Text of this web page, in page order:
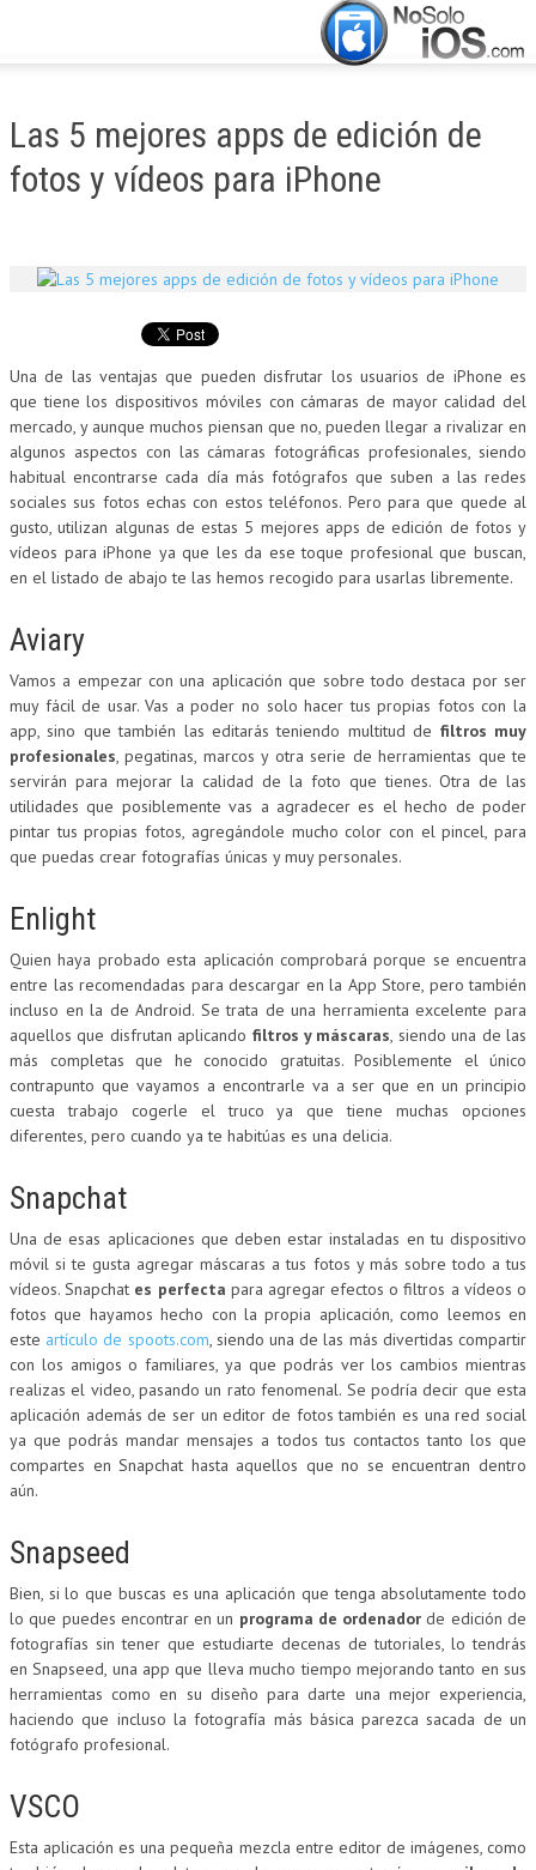
ACTUALIDAD
JUEGOS
Las 5 mejores apps de edición de
fotos y vídeos para iPhone
Una de las ventajas que pueden disfrutar los usuarios de iPhone es
que tiene los dispositivos móviles con cámaras de mayor calidad del
mercado, y aunque muchos piensan que no, pueden llegar a rivalizar en
algunos aspectos con las cámaras fotográficas profesionales, siendo
habitual encontrarse cada día más fotógrafos que suben a las redes
sociales sus fotos echas con estos teléfonos. Pero para que quede al
gusto, utilizan algunas de estas 5 mejores apps de edición de fotos y
vídeos para iPhone ya que les da ese toque profesional que buscan,
en el listado de abajo te las hemos recogido para usarlas libremente.
Aviary
Vamos a empezar con una aplicación que sobre todo destaca por ser
muy fácil de usar. Vas a poder no solo hacer tus propias fotos con la
app, sino que también las editarás teniendo multitud de filtros muy
profesionales, pegatinas, marcos y otra serie de herramientas que te
servirán para mejorar la calidad de la foto que tienes. Otra de las
utilidades que posiblemente vas a agradecer es el hecho de poder
pintar tus propias fotos, agregándole mucho color con el pincel, para
que puedas crear fotografías únicas y muy personales.
Enlight
Quien haya probado esta aplicación comprobará porque se encuentra
entre las recomendadas para descargar en la App Store, pero también
incluso en la de Android. Se trata de una herramienta excelente para
aquellos que disfrutan aplicando filtros y máscaras, siendo una de las
más completas que he conocido gratuitas. Posiblemente el único
contrapunto que vayamos a encontrarle va a ser que en un principio
cuesta trabajo cogerle el truco ya que tiene muchas opciones
diferentes, pero cuando ya te habitúas es una delicia.
Snapchat
Una de esas aplicaciones que deben estar instaladas en tu dispositivo
móvil si te gusta agregar máscaras a tus fotos y más sobre todo a tus
vídeos. Snapchat es perfecta para agregar efectos o filtros a vídeos o
fotos que hayamos hecho con la propia aplicación, como leemos en
este artículo de spoots.com, siendo una de las más divertidas compartir
con los amigos o familiares, ya que podrás ver los cambios mientras
realizas el video, pasando un rato fenomenal. Se podría decir que esta
aplicación además de ser un editor de fotos también es una red social
ya que podrás mandar mensajes a todos tus contactos tanto los que
compartes en Snapchat hasta aquellos que no se encuentran dentro
aún.
Snapseed
Bien, si lo que buscas es una aplicación que tenga absolutamente todo
lo que puedes encontrar en un programa de ordenador de edición de
fotografías sin tener que estudiarte decenas de tutoriales, lo tendrás
en Snapseed, una app que lleva mucho tiempo mejorando tanto en sus
herramientas como en su diseño para darte una mejor experiencia,
haciendo que incluso la fotografía más básica parezca sacada de un
fotógrafo profesional.
VSCO
Esta aplicación es una pequeña mezcla entre editor de imágenes, como